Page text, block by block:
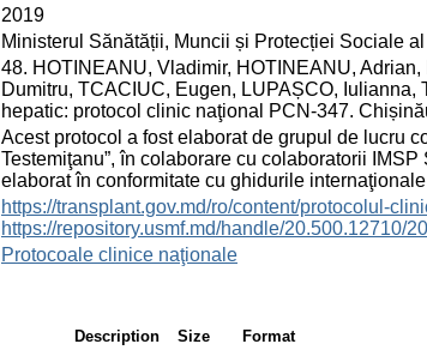
2019
Ministerul Sănătății, Muncii și Protecției Sociale
48. HOTINEANU, Vladimir, HOTINEANU,
Dumitru, TCACIUC, Eugen, LUPAȘCO,
hepatic: protocol clinic naţional PCN-347.
Acest protocol a fost elaborat de grupul de lucru
Testemiţanu”, în colaborare cu colaboratorii
elaborat în conformitate cu ghidurile
https://transplant.gov.md/ro/content/protocolul-
https://repository.usmf.md/handle/20.500.12710/
Protocoale clinice naţionale
Description Size
Format